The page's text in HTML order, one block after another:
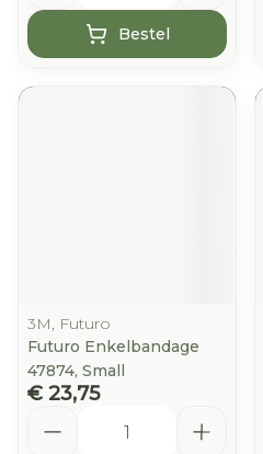
Bestel
3M, Futuro
Futuro Enkelbandage
47874, Small
€ 23,75